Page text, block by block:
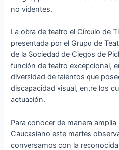
no videntes.
La obra de teatro el Círculo de
presentada por el Grupo de
de la Sociedad de Ciegos de
función de teatro excepcional,
diversidad de talentos que
discapacidad visual, entre los
actuación.
Para conocer de manera amplia
Caucasiano este martes
conversamos con la